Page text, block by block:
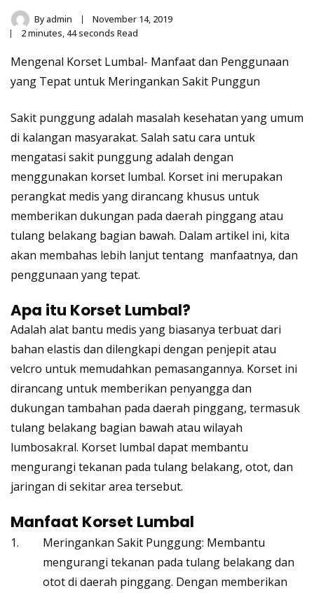
Byadmin
November 14, 2019
2 minutes, 44 seconds Read
Mengenal Korset Lumbal- Manfaat dan Penggunaan
yang Tepat untuk Meringankan Sakit Punggun
Sakit punggung adalah masalah kesehatan yang umum
di kalangan masyarakat. Salah satu cara untuk
mengatasi sakit punggung adalah dengan
menggunakan korset lumbal. Korset ini merupakan
perangkat medis yang dirancang khusus untuk
memberikan dukungan pada daerah pinggang atau
tulang belakang bagian bawah. Dalam artikel ini, kita
akan membahas lebih lanjut tentang manfaatnya, dan
penggunaan yang tepat.
Apa itu Korset Lumbal?
Adalah alat bantu medis yang biasanya terbuat dari
bahan elastis dan dilengkapi dengan penjepit atau
velcro untuk memudahkan pemasangannya. Korset ini
dirancang untuk memberikan penyangga dan
dukungan tambahan pada daerah pinggang, termasuk
tulang belakang bagian bawah atau wilayah
lumbosakral. Korset lumbal dapat membantu
mengurangi tekanan pada tulang belakang, otot, dan
jaringan di sekitar area tersebut.
Manfaat Korset Lumbal
Meringankan Sakit Punggung: Membantu
mengurangi tekanan pada tulang belakang dan
otot di daerah pinggang. Dengan memberikan